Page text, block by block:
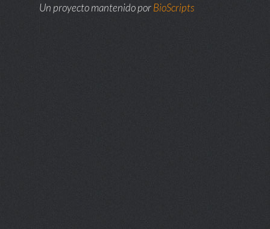
Un proyecto mantenido porBioScripts